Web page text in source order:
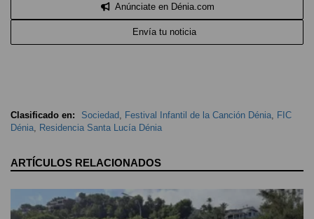
Anúnciate en Dénia.com
Envía tu noticia
Clasificado en: Sociedad Festival Infantil de la Canción Dénia FIC
Dénia Residencia Santa Lucía Dénia
ARTÍCULOS RELACIONADOS